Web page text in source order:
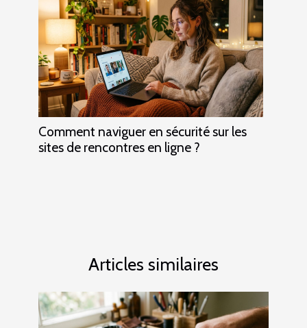
Comment naviguer en sécurité sur les
sites de rencontres en ligne ?
Articles similaires